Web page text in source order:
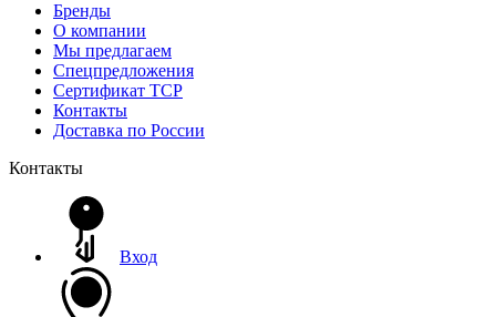
Бренды
О компании
Мы предлагаем
Спецпредложения
Сертификат ТСР
Контакты
Доставка по России
Контакты
Вход